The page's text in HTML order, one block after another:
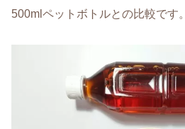
500mlペットボトルとの比較です。